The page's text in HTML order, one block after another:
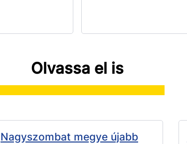
Olvassa el is
Nagyszombat megye újabb